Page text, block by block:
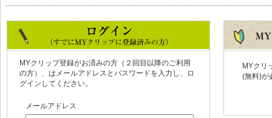
MYクリップ登録がお済みの方（２回目以降のご利用
の方）、はメールアドレスとパスワードを入力し、ロ
グインしてください。
メールアドレス
MYクリ
(無料)が